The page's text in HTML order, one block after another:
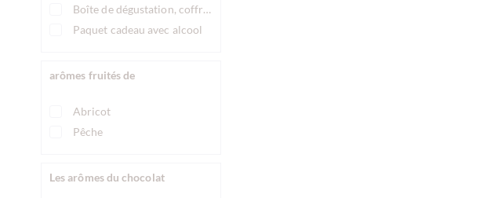
Boîte de dégustation, coffret de dégustation de chocolat
Paquet cadeau avec alcool
arômes fruités de
Abricot
Pêche
Les arômes du chocolat